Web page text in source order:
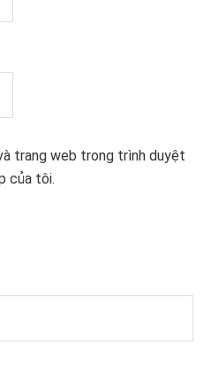
trang web trong trình duyệt
của tôi.